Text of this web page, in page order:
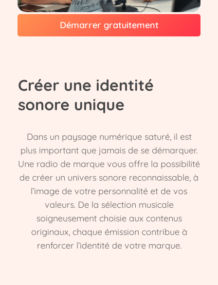
Démarrer gratuitement
Créer une identité
sonore unique
Dans un paysage numérique saturé, il est
plus important que jamais de se démarquer.
Une radio de marque vous offre la possibilité
de créer un univers sonore reconnaissable, à
l’image de votre personnalité et de vos
valeurs. De la sélection musicale
soigneusement choisie aux contenus
originaux, chaque émission contribue à
renforcer l’identité de votre marque.